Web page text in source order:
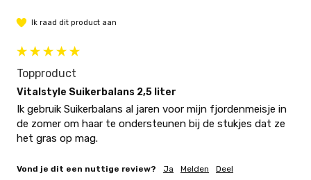
Ik raad dit product aan
Topproduct
Vitalstyle Suikerbalans 2,5 liter
Ik gebruik Suikerbalans al jaren voor mijn fjordenmeisje in
de zomer om haar te ondersteunen bij de stukjes dat ze
het gras op mag.
Vond je dit een nuttige review? Ja Melden Deel